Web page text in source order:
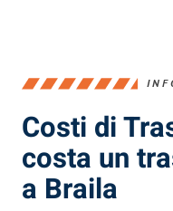
Costi di
costa un
a Braila